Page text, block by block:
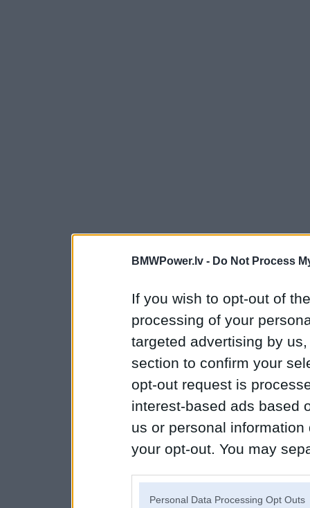
BMWPower.lv - Do Not Process
If you wish to opt-out of
processing of your
targeted advertising by
section to confirm your
opt-out request is
interest-based ads based
us or personal
your opt-out. You may
Personal Data Processing Opt Outs